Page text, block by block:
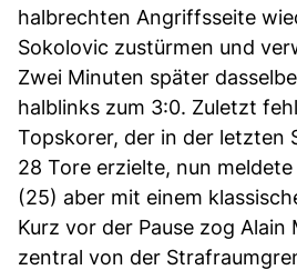
halbrechten Angriffsseite
Sokolovic zustürmen und
Zwei Minuten später
halblinks zum 3:0. Zuletzt
Topskorer, der in der letzten
28 Tore erzielte, nun
(25) aber mit einem
Kurz vor der Pause zog Alain
zentral von der